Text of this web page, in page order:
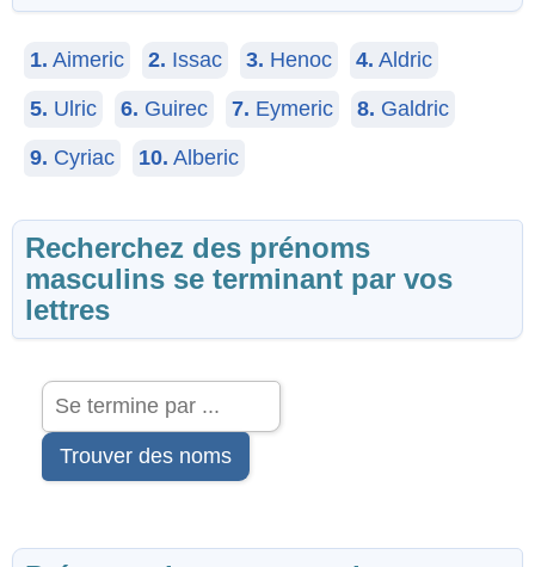
1. Aimeric 2. Issac 3. Henoc 4. Aldric
5. Ulric 6. Guirec 7. Eymeric 8. Galdric
9. Cyriac 10. Alberic
Recherchez des prénoms
masculins se terminant par vos
lettres
Trouver des noms